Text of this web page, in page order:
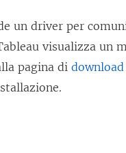
un driver per
visualizza un
pagina di